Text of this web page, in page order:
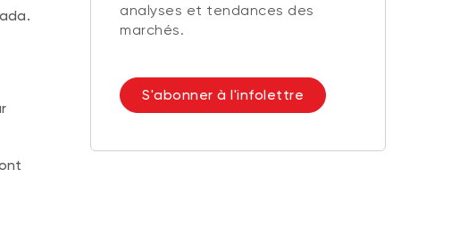
analyses et tendances des
marchés.
S'abonner à l'infolettre